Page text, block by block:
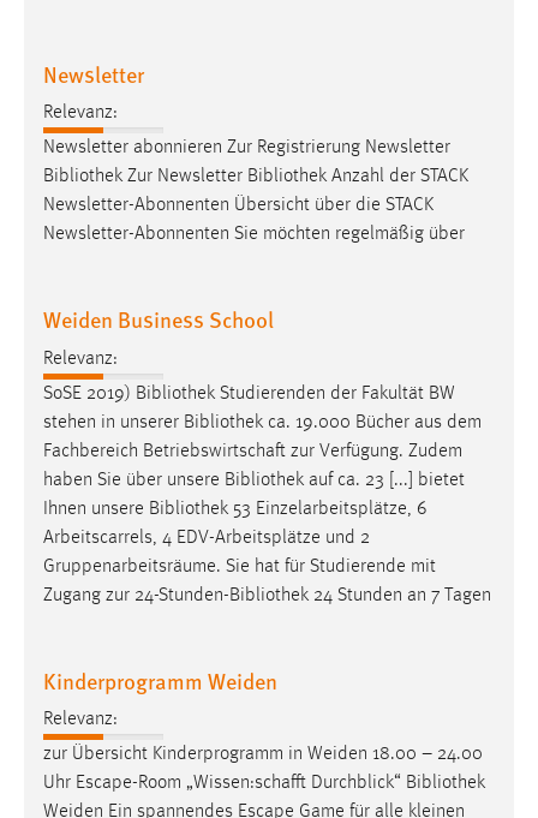
Newsletter
Relevanz:
Newsletter abonnieren Zur Registrierung Newsletter
Bibliothek Zur Newsletter Bibliothek Anzahl der STACK
Newsletter-Abonnenten Übersicht über die STACK
Newsletter-Abonnenten Sie möchten regelmäßig über
Weiden Business School
Relevanz:
SoSE 2019) Bibliothek Studierenden der Fakultät BW
stehen in unserer Bibliothek ca. 19.000 Bücher aus dem
Fachbereich Betriebswirtschaft zur Verfügung. Zudem
haben Sie über unsere Bibliothek auf ca. 23 [...] bietet
Ihnen unsere Bibliothek 53 Einzelarbeitsplätze, 6
Arbeitscarrels, 4 EDV-Arbeitsplätze und 2
Gruppenarbeitsräume. Sie hat für Studierende mit
Zugang zur 24-Stunden-Bibliothek 24 Stunden an 7 Tagen
Kinderprogramm Weiden
Relevanz:
zur Übersicht Kinderprogramm in Weiden 18.00 – 24.00
Uhr Escape-Room „Wissen:schafft Durchblick“ Bibliothek
Weiden Ein spannendes Escape Game für alle kleinen